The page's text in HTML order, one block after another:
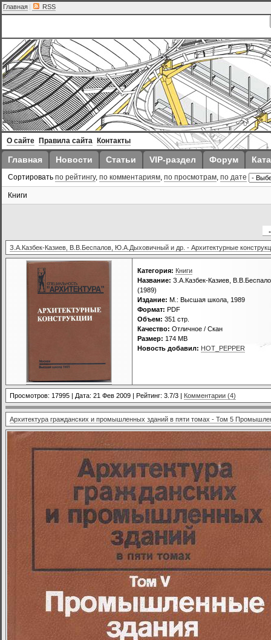
Главная | RSS
О сайте Правила сайта Контакты
Главная Новости Статьи VIP-раздел Форум
Сортировать по рейтингу, по комментариям, по просмотрам, по дате
Книги
З.А.Казбек-Казиев, В.В.Беспалов, Ю.А.Дыховичный и др. - Архитектурные
Категория: Книги
Название: З.А.Казбек-Казиев,
(1989)
Издание: М.: Высшая школа, 1989
Формат: PDF
Объем: 351 стр.
Качество: Отличное / Скан
Размер: 174 MB
Новость добавил: HOT_PEPPER
Просмотров: 17995 | Дата: 21 Фев 2009 | Рейтинг: 3.7/3 | Комментарии (4)
Архитектура гражданских и промышленных зданий в пяти томах - Том 5